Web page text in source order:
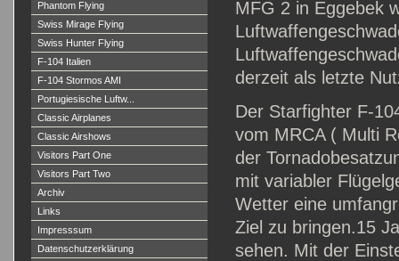
Phantom Flying
Swiss Mirage Flying
Swiss Hunter Flying
F-104 Italien
F-104 Stormos AMI
Portugiesische Luftw...
Classic Airplanes
Classic Airshows
Visitors Part One
Visitors Part Two
Archiv
Links
Impresssum
Datenschutzerklärung
MFG 2 in Eggebek
derzeit als letzte
Der Starfighter F-
vom MRCA ( Multi
der
mit variabler
Wetter eine
Ziel zu bringen.15
sehen. Mit der